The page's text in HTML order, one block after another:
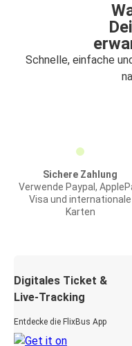
Schnelle, einfache
Sichere Zahlung
Verwende Paypal,
Visa und internationale
Karten
Digitales Ticket &
Live-Tracking
Entdecke die FlixBus App